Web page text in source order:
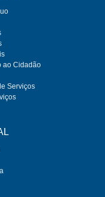
ao Cidadão
Serviços